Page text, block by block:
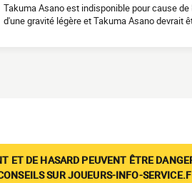
Takuma Asano est indisponible pour cause
d'une gravité légère et Takuma Asano devrait
ET DE HASARD PEUVENT ÊTRE
SUR JOUEURS-INFO-